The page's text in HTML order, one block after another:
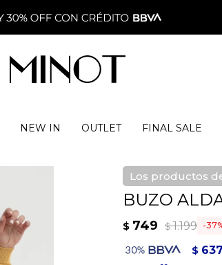
NEW IN OUTLET FINAL SALE
Los productos
BUZO
$ 749 $1.199 37
$ 637